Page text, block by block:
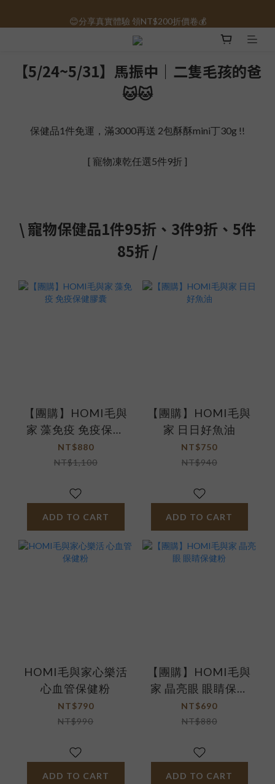
保健品免運｜全館滿1000元免運 🚚
【5/24~5/31】馬振中｜二隻毛孩的爸
🐱🐱
保健品1件免運，滿3000再送 2包酥酥mini丁30g !!
[ 寵物凍乾任選5件9折 ]
\ 寵物保健品1件95折、3件9折、5件
85折 /
【團購】HOMI毛與
家 藻免疫 免疫保健
膠囊
NT$880
NT$1,100
ADD TO CART
【團購】HOMI毛與
家 日日好魚油
NT$750
NT$940
ADD TO CART
HOMI毛與家心樂活
心血管保健粉
NT$790
NT$990
ADD TO CART
【團購】HOMI毛與
家 晶亮眼 眼睛保健
粉
NT$690
NT$880
ADD TO CART